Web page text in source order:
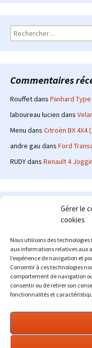
Gérer le
cookies
Nous utilisons des
aux informations relatives aux
l’expérience de navigation et
Consentir à ces technologies
comportement de navigation
consentir ou de retirer son
fonctionnalités et
Rechercher :
Commentaires
Rouffetdans Panhard Type
laboureau lucien dans
Menu dans Citroën BX 4X4
andre gau dans Ford
RUDYdans Renault 4
Le site en
:
nombreuses années,
internet à partir de 2009
succès. Fin 2013, je
avec mon propre site :
Me contacter :